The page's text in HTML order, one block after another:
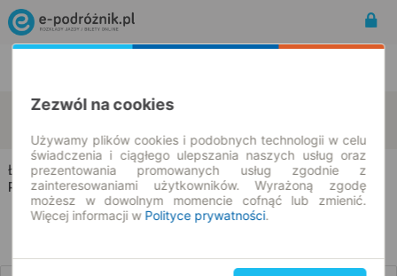
Łojewo Słupsk
Łojewo → Słupsk
Rozkład jazdy i bilety
Zezwól na cookies
Używamy plików cookies i podobnych technologii w celu
świadczenia i ciągłego ulepszania naszych usług oraz
prezentowania promowanych usług zgodnie z
zainteresowaniami użytkowników. Wyrażoną zgodę
możesz w dowolnym momencie cofnąć lub zmienić.
Więcej informacji w Polityce prywatności.